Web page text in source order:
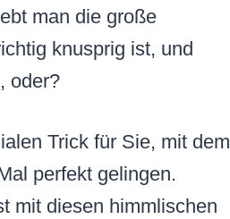
man die große
knusprig ist, und
oder?
Trick für Sie, mit dem
perfekt gelingen.
mit diesen himmlischen